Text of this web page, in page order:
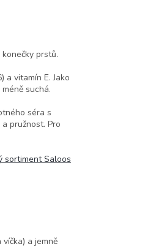
prstů.
vitamín E. Jako
suchá.
séra s
pružnost. Pro
sortiment Saloos
a jemně